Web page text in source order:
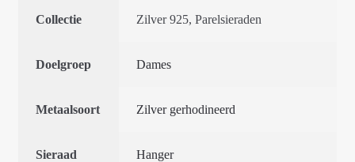
Collectie Zilver 925, Parelsieraden
Doelgroep Dames
Metaalsoort Zilver gerhodineerd
Sieraad
Hanger